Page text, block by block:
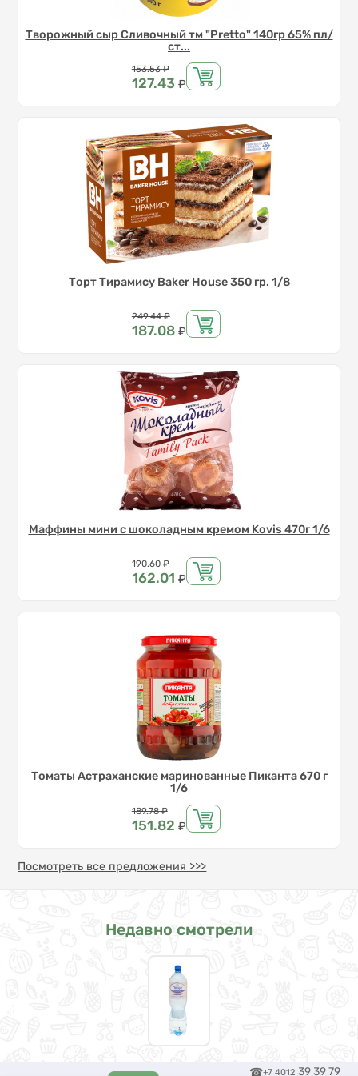
Творожный сыр Сливочный тм "Pretto" 140гр 65% пл/
ст...
Цена
153.53 ₽
127.43 ₽
Торт Тирамису Baker House 350 гр. 1/8
Цена
249.44 ₽
187.08 ₽
Маффины мини с шоколадным кремом Kovis 470г 1/6
Цена
190.60 ₽
162.01 ₽
Томаты Астраханские маринованные Пиканта 670 г
1/6
Цена
189.78 ₽
151.82 ₽
Посмотреть все предложения >>>
Недавно смотрели
+7 4012 39 39 79